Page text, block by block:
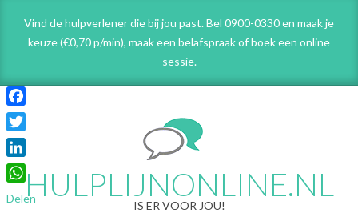
content
Vind de hulpverlener die bij jou past. Bel 0900-0330 en maak je
keuze (€0,70 p/min), maak een belafspraakof boek een online
sessie.
HULPLIJNONLINE.NL
IS ER VOOR JOU!
Facebook
Twitter
LinkedIn
WhatsApp
Delen